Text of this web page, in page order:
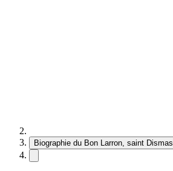
Biographie du Bon Larron, saint Dismas